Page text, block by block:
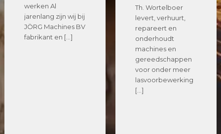
werken Al
jarenlang zijn wij bij
JÖRG Machines BV
fabrikant en […]
Th. Wortelboer
levert, verhuurt,
repareert en
onderhoudt
machines en
gereedschappen
voor onder meer
lasvoorbewerking
[…]